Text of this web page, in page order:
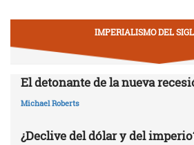
IMPERIALISMO DEL
El detonante de la nueva
Michael Roberts
¿Declive del dólar y del